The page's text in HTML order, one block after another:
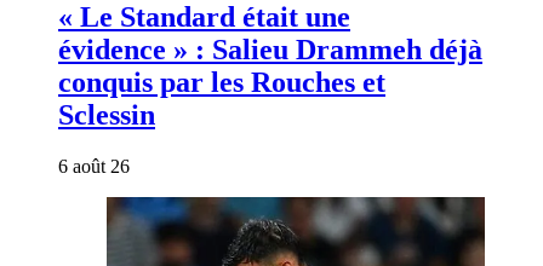
« Le Standard était une
évidence » : Salieu Drammeh déjà
conquis par les Rouches et
Sclessin
6 août 26